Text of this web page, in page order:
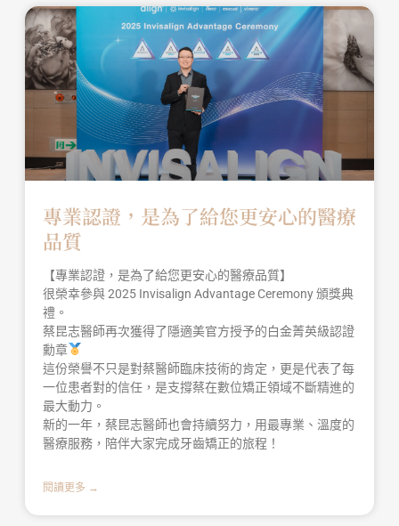
專業認證，是為了給您更安心的醫療
品質
【專業認證，是為了給您更安心的醫療品質】
很榮幸參與 2025 Invisalign Advantage Ceremony 頒獎典
禮。
蔡昆志醫師再次獲得了隱適美官方授予的白金菁英級認證
勳章
這份榮譽不只是對蔡醫師臨床技術的肯定，更是代表了每
一位患者對的信任，是支撐蔡在數位矯正領域不斷精進的
最大動力。
新的一年，蔡昆志醫師也會持續努力，用最專業、溫度的
醫療服務，陪伴大家完成牙齒矯正的旅程！
閱讀更多 →